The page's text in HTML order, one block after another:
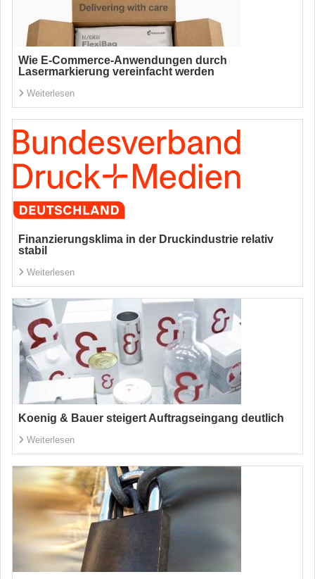
Wie E-Commerce-Anwendungen durch
Lasermarkierung vereinfacht werden
Weiterlesen
Finanzierungsklima in der Druckindustrie relativ
stabil
Weiterlesen
Koenig & Bauer steigert Auftragseingang deutlich
Weiterlesen